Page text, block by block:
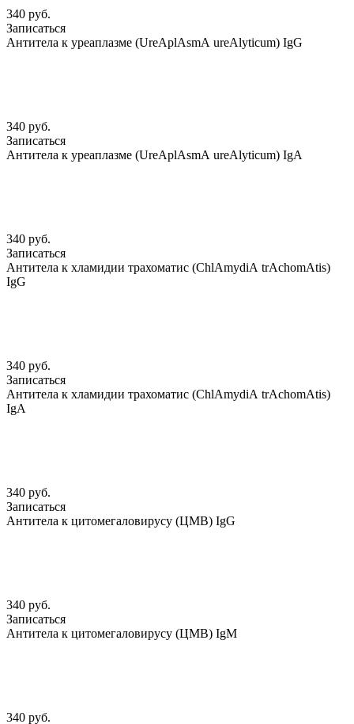
340 руб.
Записаться
Антитела к уреаплазме (UreАplАsmА ureАlyticum) IgG
340 руб.
Записаться
Антитела к уреаплазме (UreАplАsmА ureАlyticum) IgА
340 руб.
Записаться
Антитела к хламидии трахоматис (ChlАmydiА trАchomАtis)
IgG
340 руб.
Записаться
Антитела к хламидии трахоматис (ChlАmydiА trАchomАtis)
IgА
340 руб.
Записаться
Антитела к цитомегаловирусу (ЦМВ) IgG
340 руб.
Записаться
Антитела к цитомегаловирусу (ЦМВ) IgМ
340 руб.